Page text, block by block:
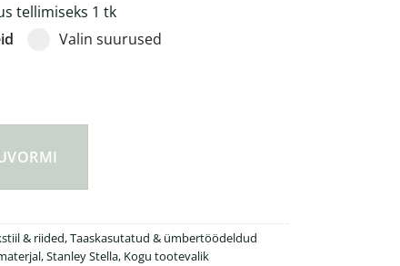
tellimiseks 1 tk
Valin suurused
& riided,Taaskasutatud & ümbertöödeldud
,Stanley Stella, Kogu tootevalik